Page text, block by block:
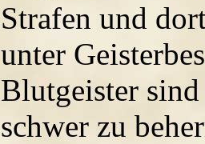
Strafen und
unter
Blutgeister
schwer zu